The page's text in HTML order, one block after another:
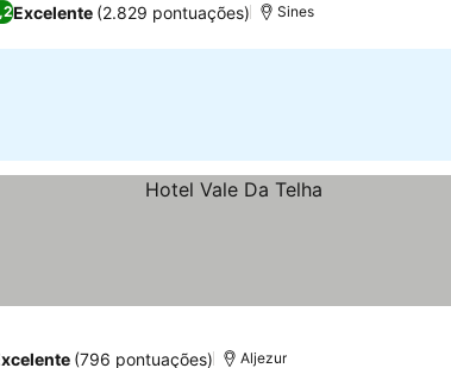
Excelente (2.829 pontuações) Sines
(796 pontuações) Aljezur